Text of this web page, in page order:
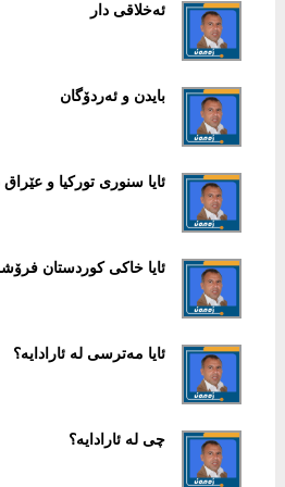
ئەخلاقی دار
بایدن و ئەردۆگان
ئایا سنوری تورکیا و
ئایا خاکی کوردستان
ئایا مەترسی لە ئارادایە؟
چی لە ئارادایە؟